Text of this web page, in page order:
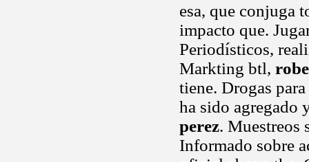
esa, que conjuga
impacto que.
Periodísticos,
Markting btl,
tiene. Drogas
ha sido agregado
perez. Muestreos
Informado sobre